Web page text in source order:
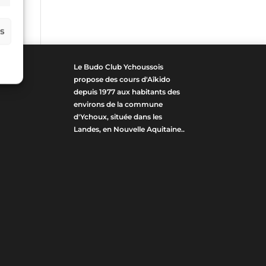
Le Budo Club Ychoussois
propose des cours d'Aîkido
depuis 1977 aux habitants des
environs de la commune
d'Ychoux, située dans les
Landes, en Nouvelle Aquitaine..